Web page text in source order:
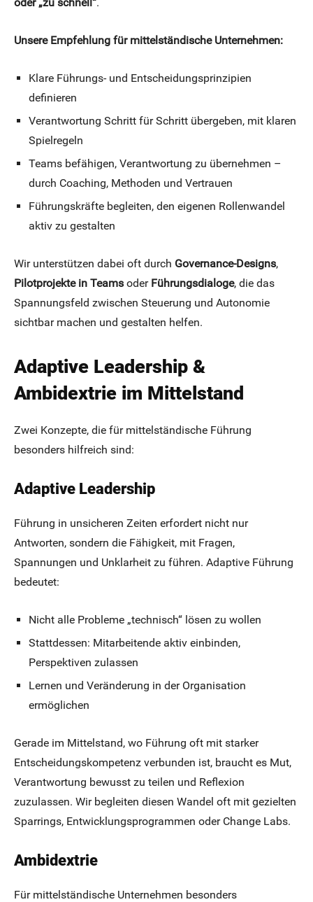
Unsere Empfehlung für mittelständische Unternehmen:
Klare Führungs- und Entscheidungsprinzipien
definieren
Verantwortung Schritt für Schritt übergeben, mit klaren
Spielregeln
Teams befähigen, Verantwortung zu übernehmen –
durch Coaching, Methoden und Vertrauen
Führungskräfte begleiten, den eigenen Rollenwandel
aktiv zu gestalten
Wir unterstützen dabei oft durch Governance-Designs,
Pilotprojekte in Teams oder Führungsdialoge, die das
Spannungsfeld zwischen Steuerung und Autonomie
sichtbar machen und gestalten helfen.
Adaptive Leadership &
Ambidextrie im Mittelstand
Zwei Konzepte, die für mittelständische Führung
besonders hilfreich sind:
Adaptive Leadership
Führung in unsicheren Zeiten erfordert nicht nur
Antworten, sondern die Fähigkeit, mit Fragen,
Spannungen und Unklarheit zu führen. Adaptive Führung
bedeutet:
Nicht alle Probleme „technisch“ lösen zu wollen
Stattdessen: Mitarbeitende aktiv einbinden,
Perspektiven zulassen
Lernen und Veränderung in der Organisation
ermöglichen
Gerade im Mittelstand, wo Führung oft mit starker
Entscheidungskompetenz verbunden ist, braucht es Mut,
Verantwortung bewusst zu teilen und Reflexion
zuzulassen. Wir begleiten diesen Wandel oft mit gezielten
Sparrings, Entwicklungsprogrammen oder Change Labs.
Ambidextrie
Für mittelständische Unternehmen besonders